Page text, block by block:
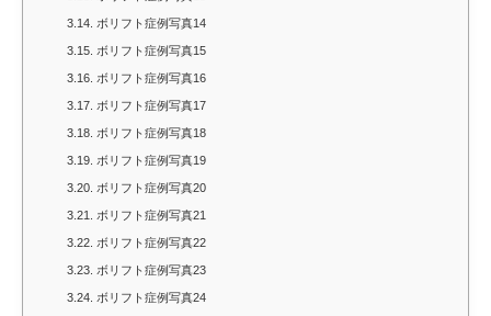
3.14. ボリフト症例写真14
3.15. ボリフト症例写真15
3.16. ボリフト症例写真16
3.17. ボリフト症例写真17
3.18. ボリフト症例写真18
3.19. ボリフト症例写真19
3.20. ボリフト症例写真20
3.21. ボリフト症例写真21
3.22. ボリフト症例写真22
3.23. ボリフト症例写真23
3.24. ボリフト症例写真24